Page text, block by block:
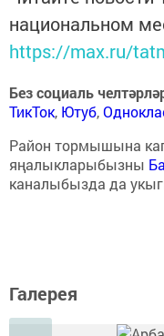
национальном
https://max.ru/
Без социаль
ТикТок, Ютуб,
Район тормышына
яңалыкларыбызны
каналыбызда да
Галерея